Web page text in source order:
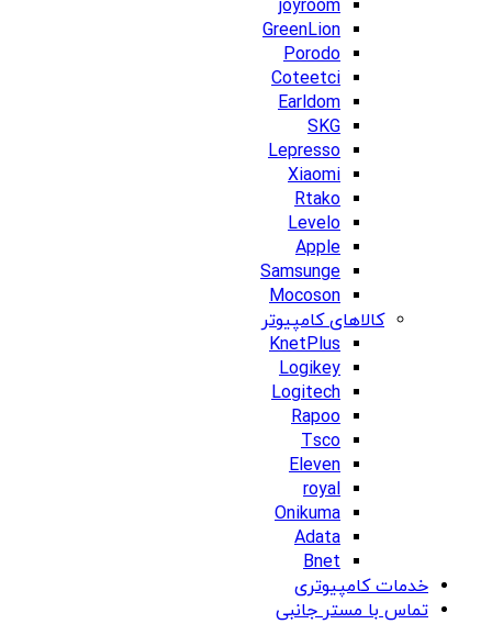
joyroom
GreenLion
Porodo
Coteetci
Earldom
SKG
Lepresso
Xiaomi
Rtako
Levelo
Apple
Samsunge
Mocoson
کالاهای کامپیوتر
KnetPlus
Logikey
Logitech
Rapoo
Tsco
Eleven
royal
Onikuma
Adata
Bnet
خدمات کامپیوتری
تماس با مستر جانبی